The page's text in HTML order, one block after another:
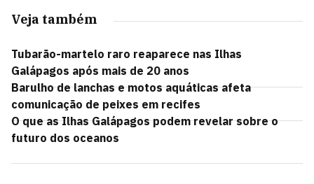
Veja também
Tubarão-martelo raro reaparece nas Ilhas
Galápagos após mais de 20 anos
Barulho de lanchas e motos aquáticas afeta
comunicação de peixes em recifes
O que as Ilhas Galápagos podem revelar sobre o
futuro dos oceanos